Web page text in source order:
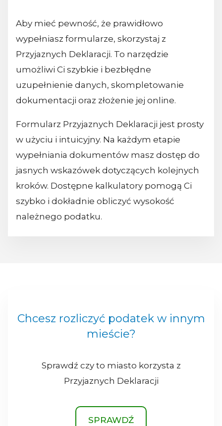
Aby mieć pewność, że prawidłowo
wypełniasz formularze, skorzystaj z
Przyjaznych Deklaracji. To narzędzie
umożliwi Ci szybkie i bezbłędne
uzupełnienie danych, skompletowanie
dokumentacji oraz złożenie jej online.
Formularz Przyjaznych Deklaracji jest prosty
w użyciu i intuicyjny. Na każdym etapie
wypełniania dokumentów masz dostęp do
jasnych wskazówek dotyczących kolejnych
kroków. Dostępne kalkulatory pomogą Ci
szybko i dokładnie obliczyć wysokość
należnego podatku.
Chcesz rozliczyć podatek w innym
mieście?
Sprawdź czy to miasto korzysta z
Przyjaznych Deklaracji
SPRAWDŹ